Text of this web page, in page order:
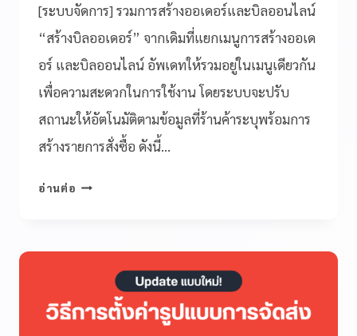
[ระบบจัดการ] รวมการสร้างออเดอร์และบิลออนไลน์
“สร้างบิลออเดอร์” จากเดิมที่แยกเมนูการสร้างออเด
อร์ และบิลออนไลน์ อัพเดทให้รวมอยู่ในเมนูเดียวกัน
เพื่อความสะดวกในการใช้งาน โดยระบบจะปรับ
สถานะให้อัตโนมัติตามข้อมูลที่ร้านค้าระบุพร้อมการ
สร้างรายการสั่งซื้อ ดังนี้…
อ่านต่อ